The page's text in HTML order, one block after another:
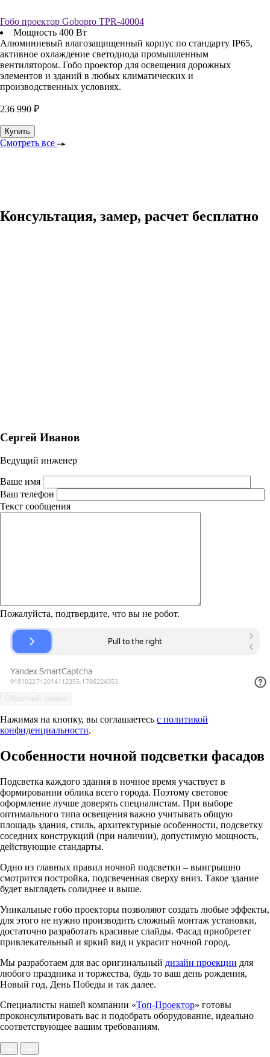
Гобо проектор Gobopro TPR-40004
Мощность 400 Вт
Алюминиевый влагозащищенный корпус по стандарту IP65,
активное охлаждение светодиода промышленным
вентилятором. Гобо проектор для освещения дорожных
элементов и зданий в любых климатических и
производственных условиях.
236 990 ₽
Купить
Смотреть все
Консультация, замер, расчет бесплатно
Сергей Иванов
Ведущий инженер
Ваше имя
Ваш телефон
Текст сообщения
Пожалуйста, подтвердите, что вы не робот.
Нажимая на кнопку, вы соглашаетесь с политикой
конфиденциальности.
Особенности ночной подсветки фасадов
Подсветка каждого здания в ночное время участвует в
формировании облика всего города. Поэтому световое
оформление лучше доверять специалистам. При выборе
оптимального типа освещения важно учитывать общую
площадь здания, стиль, архитектурные особенности, подсветку
соседних конструкций (при наличии), допустимую мощность,
действующие стандарты.
Одно из главных правил ночной подсветки – выигрышно
смотрится постройка, подсвеченная сверху вниз. Такое здание
будет выглядеть солиднее и выше.
Уникальные гобо проекторы позволяют создать любые эффекты,
для этого не нужно производить сложный монтаж установки,
достаточно разработать красивые слайды. Фасад приобретет
привлекательный и яркий вид и украсит ночной город.
Мы разработаем для вас оригинальный дизайн проекции для
любого праздника и торжества, будь то ваш день рождения,
Новый год, День Победы и так далее.
Специалисты нашей компании «Топ-Проектор» готовы
проконсультировать вас и подобрать оборудование, идеально
соответствующее вашим требованиям.